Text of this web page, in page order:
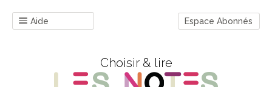
Aide Espace Abonnés
Choisir & lire